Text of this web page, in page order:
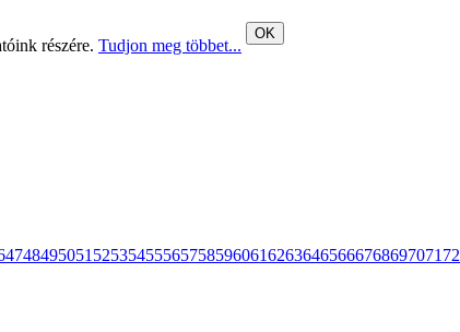
OK
részére. Tudjon meg többet...
4748495051 5253545556575859606162636465666768697071 72